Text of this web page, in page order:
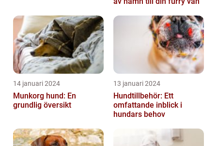
14 januari 2024
Munkorg hund: En
grundlig översikt
13 januari 2024
Hundtillbehör: Ett
omfattande inblick i
hundars behov